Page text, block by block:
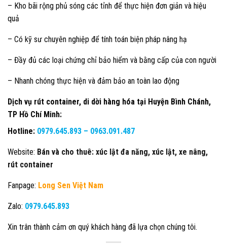
– Kho bãi rộng phủ sóng các tỉnh để thực hiện đơn giản và hiệu
quả
– Có kỹ sư chuyên nghiệp để tính toán biện pháp nâng hạ
– Đầy đủ các loại chứng chỉ bảo hiểm và bằng cấp của con người
– Nhanh chóng thực hiện và đảm bảo an toàn lao động
Dịch vụ rút container, di dời hàng hóa tại Huyện Bình Chánh,
TP Hồ Chí Minh:
Hotline: 0979.645.893 – 0963.091.487
Website: Bán và cho thuê: xúc lật đa năng, xúc lật, xe nâng,
rút container
Fanpage: Long Sen Việt Nam
Zalo: 0979.645.893
Xin trân thành cảm ơn quý khách hàng đã lựa chọn chúng tôi.